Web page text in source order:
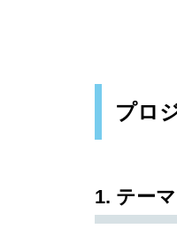
プロ
1. テー